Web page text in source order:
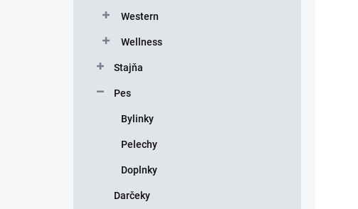
Western
Wellness
Stajňa
Pes
Bylinky
Pelechy
Doplnky
Darčeky